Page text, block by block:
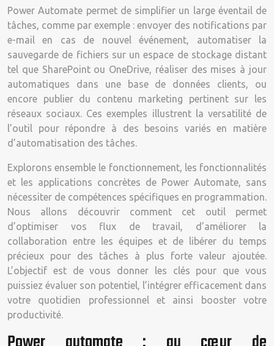
Power Automate permet de simplifier un large éventail de
tâches, comme par exemple : envoyer des notifications par
e-mail en cas de nouvel événement, automatiser la
sauvegarde de fichiers sur un espace de stockage distant
tel que SharePoint ou OneDrive, réaliser des mises à jour
automatiques dans une base de données clients, ou
encore publier du contenu marketing pertinent sur les
réseaux sociaux. Ces exemples illustrent la versatilité de
l’outil pour répondre à des besoins variés en matière
d’automatisation des tâches.
Explorons ensemble le fonctionnement, les fonctionnalités
et les applications concrètes de Power Automate, sans
nécessiter de compétences spécifiques en programmation.
Nous allons découvrir comment cet outil permet
d’optimiser vos flux de travail, d’améliorer la
collaboration entre les équipes et de libérer du temps
précieux pour des tâches à plus forte valeur ajoutée.
L’objectif est de vous donner les clés pour que vous
puissiez évaluer son potentiel, l’intégrer efficacement dans
votre quotidien professionnel et ainsi booster votre
productivité.